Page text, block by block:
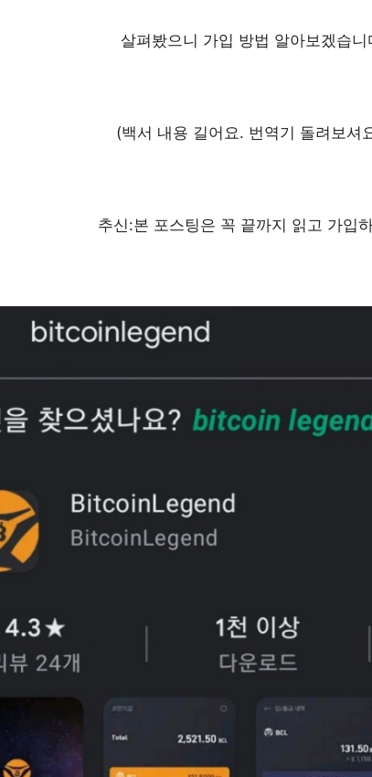
살펴봤으니 가입 방법 알아보겠습니
(백서 내용 길어요. 번역기 돌려보셔
추신:본 포스팅은 꼭 끝까지 읽고 가입